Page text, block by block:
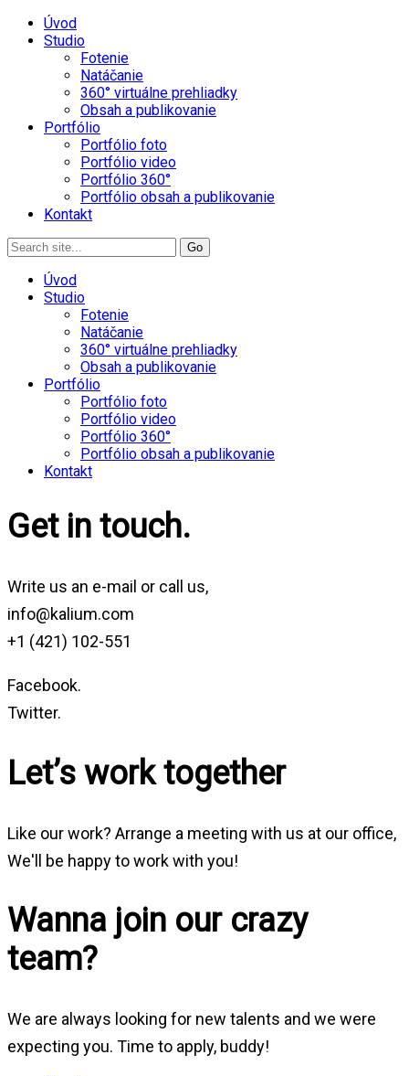
Úvod
Studio
Fotenie
Natáčanie
360° virtuálne prehliadky
Obsah a publikovanie
Portfólio
Portfólio foto
Portfólio video
Portfólio 360°
Portfólio obsah a publikovanie
Kontakt
Úvod
Studio
Fotenie
Natáčanie
360° virtuálne prehliadky
Obsah a publikovanie
Portfólio
Portfólio foto
Portfólio video
Portfólio 360°
Portfólio obsah a publikovanie
Kontakt
Get in touch.
Write us an e-mail or call us,
info@kalium.com
+1 (421) 102-551
Facebook.
Twitter.
Let’s work together
Like our work? Arrange a meeting with us at our office,
We'll be happy to work with you!
Wanna join our crazy
team?
We are always looking for new talents and we were
expecting you. Time to apply, buddy!